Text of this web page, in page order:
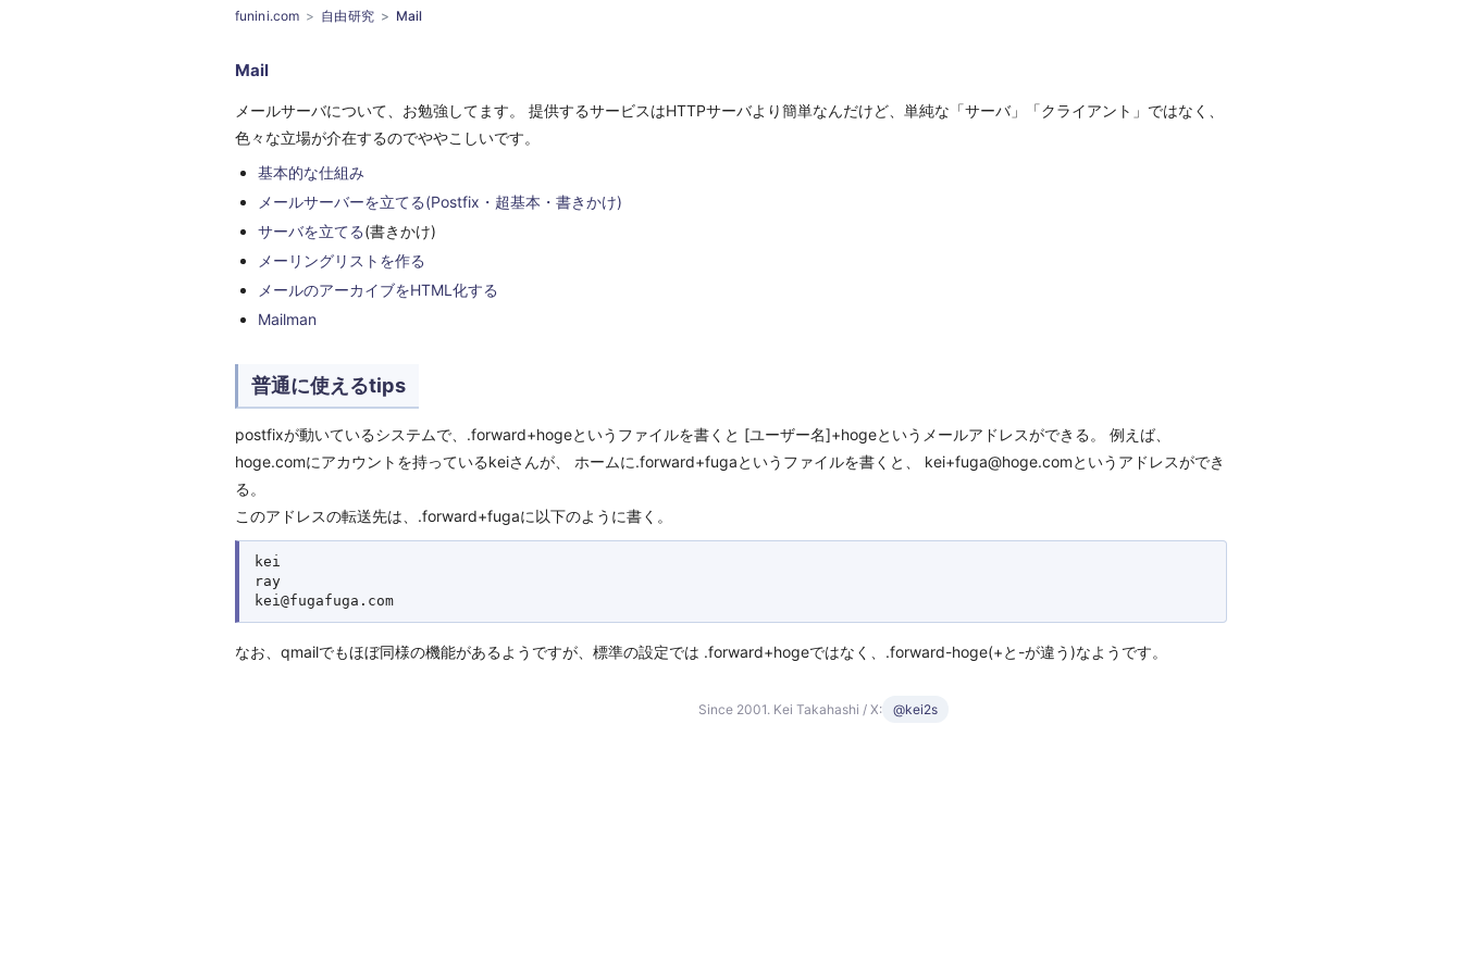
funini.com 自由研究 Mail
Mail
メールサーバについて、お勉強してます。 提供するサービスはHTTPサーバより簡単なんだけど、単純な「サーバ」「クライアント」ではなく、
色々な立場が介在するのでややこしいです。
基本的な仕組み
メールサーバーを立てる(Postfix・超基本・書きかけ)
サーバを立てる(書きかけ)
メーリングリストを作る
メールのアーカイブをHTML化する
Mailman
普通に使えるtips
postfixが動いているシステムで、.forward+hogeというファイルを書くと [ユーザー名]+hogeというメールアドレスができる。 例えば、
hoge.comにアカウントを持っているkeiさんが、 ホームに.forward+fugaというファイルを書くと、 kei+fuga@hoge.comというアドレスができ
る。
このアドレスの転送先は、.forward+fugaに以下のように書く。
kei
ray
なお、qmailでもほぼ同様の機能があるようですが、標準の設定では .forward+hogeではなく、.forward-hoge(+と-が違う)なようです。
Since 2001. Kei Takahashi / X: @kei2s